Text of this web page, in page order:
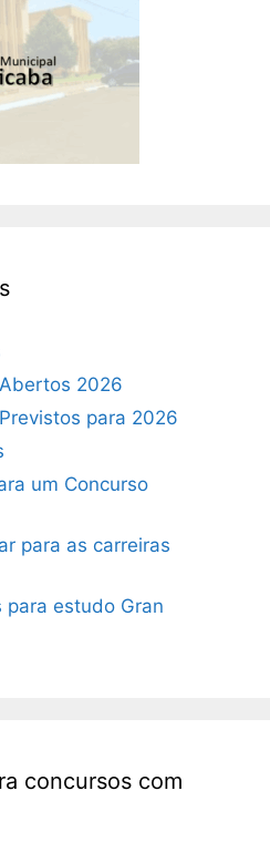
2026
para 2026
um Concurso
para as carreiras
para estudo Gran
concursos com